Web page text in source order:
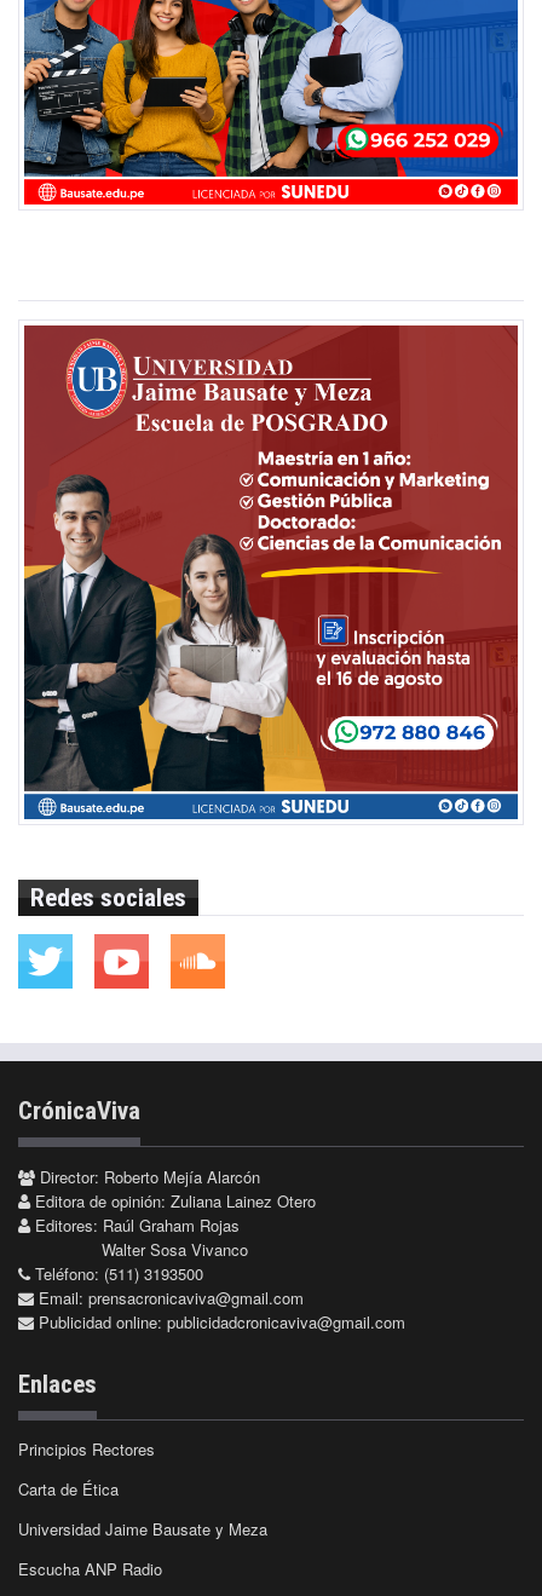
Redes sociales
CrónicaViva
Director: Roberto Mejía Alarcón
Editora de opinión: Zuliana Lainez Otero
Editores: Raúl Graham Rojas
Walter Sosa Vivanco
Teléfono: (511) 3193500
Email: prensacronicaviva@gmail.com
Publicidad online: publicidadcronicaviva@gmail.com
Enlaces
Principios Rectores
Carta de Ética
Universidad Jaime Bausate y Meza
Escucha ANP Radio